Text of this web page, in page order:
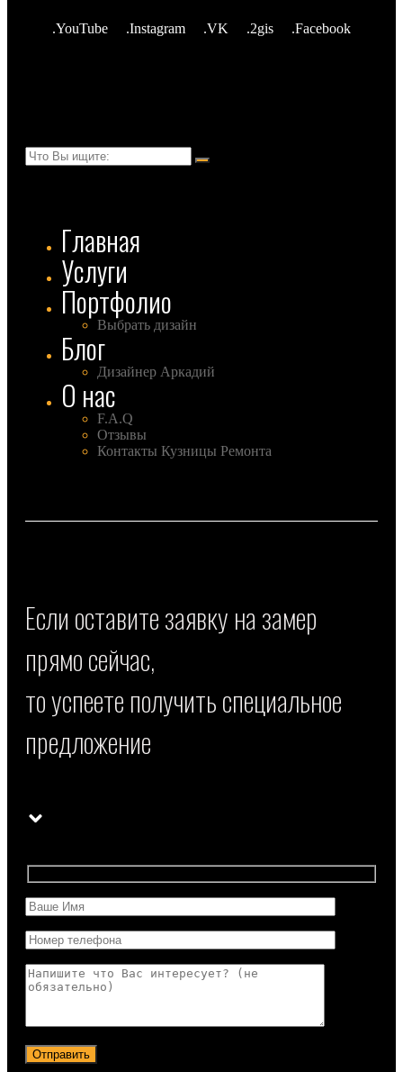
.YouTube .Instagram .VK .2gis .Facebook
Главная
Услуги
Портфолио
Выбрать дизайн
Блог
Дизайнер Аркадий
О нас
F.A.Q
Отзывы
Контакты Кузницы Ремонта
Если оставите заявку на замер
прямо сейчас,
то успеете получить специальное
предложение
Отправить